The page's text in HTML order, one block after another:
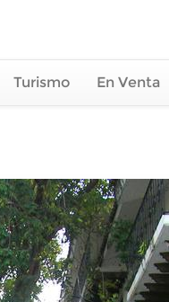
Turismo En Venta